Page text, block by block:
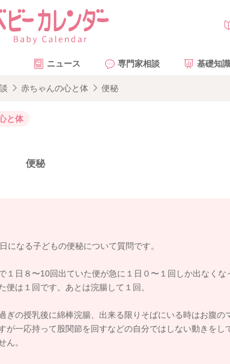
ニュース 専門家相談 基礎知識
赤ちゃんの心と体 便秘
と体
便秘
になる子どもの便秘について質問です。
１日８〜10回出ていた便が急に１日０〜１回しか出なく
便は１回です。あとは浣腸して１回。
ぎの授乳後に綿棒浣腸、出来る限りそばにいる時はお腹の
が一応持って股関節を回すなどの自分ではしない動きをし
ん。